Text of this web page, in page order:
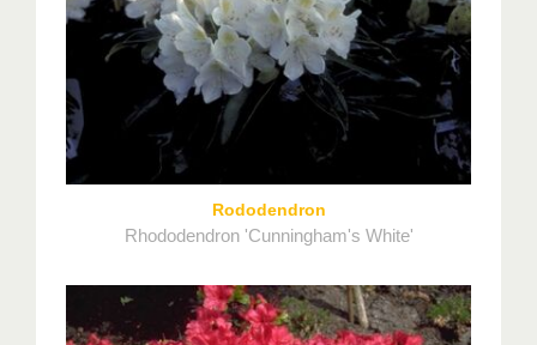
Rododendron
Rhododendron 'Cunningham's White'